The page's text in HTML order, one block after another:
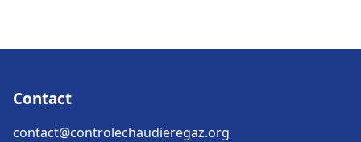
Contact
contact@controlechaudieregaz.org